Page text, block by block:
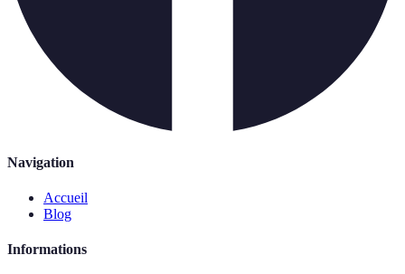
Navigation
Accueil
Blog
Informations